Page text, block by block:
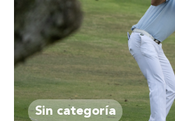
Sin categoría